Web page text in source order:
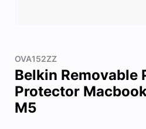
OVA152ZZ
Belkin Removable
Protector
M5